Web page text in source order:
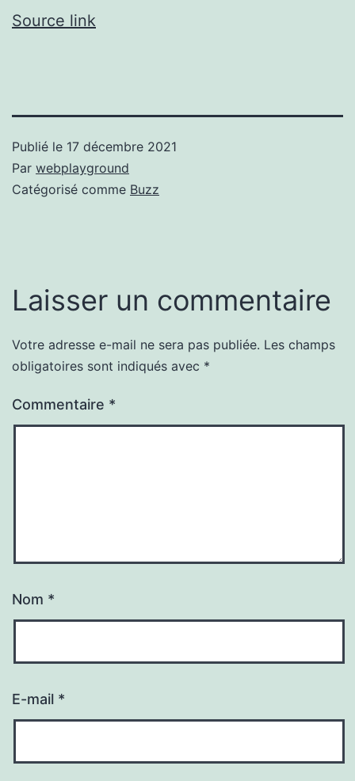
Source link
Publié le 17 décembre 2021
Par webplayground
Catégorisé comme Buzz
Laisser un commentaire
Votre adresse e-mail ne sera pas publiée. Les champs
obligatoires sont indiqués avec *
Commentaire *
Nom *
E-mail *